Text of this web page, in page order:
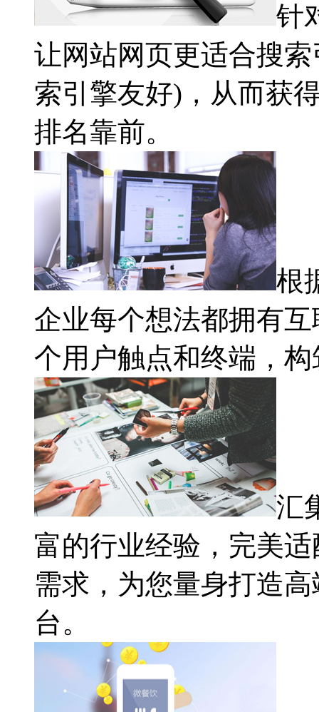
针
让网站网页更适合搜
索引擎友好)，从而获
排名靠前。
根
企业每个想法都拥有
个用户触点和终端，
汇
富的行业经验，完美
需求，为您量身打造
台。